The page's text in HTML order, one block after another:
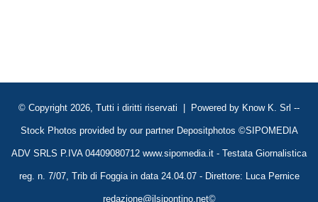
© Copyright 2026, Tutti i diritti riservati | Powered by Know K. Srl --
Stock Photos provided by our partner Depositphotos ©SIPOMEDIA
ADV SRLS P.IVA 04409080712 www.sipomedia.it - Testata Giornalistica
reg. n. 7/07, Trib di Foggia in data 24.04.07 - Direttore: Luca Pernice
redazione@ilsipontino.net©